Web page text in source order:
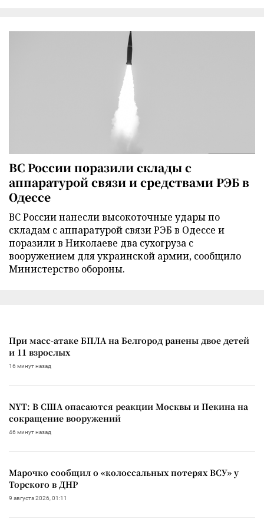
ВС России поразили склады с
аппаратурой связи и средствами РЭБ в
Одессе
ВС России нанесли высокоточные удары по
складам с аппаратурой связи РЭБ в Одессе и
поразили в Николаеве два сухогруза с
вооружением для украинской армии, сообщило
Министерство обороны.
При масс-атаке БПЛА на Белгород ранены двое детей
и 11 взрослых
16 минут назад
NYT: В США опасаются реакции Москвы и Пекина на
сокращение вооружений
46 минут назад
Марочко сообщил о «колоссальных потерях ВСУ» у
Торского в ДНР
9 августа 2026, 01:11